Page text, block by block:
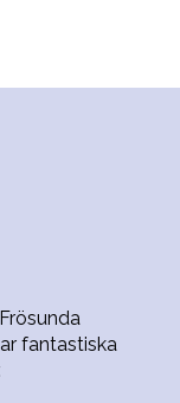
fantastiska